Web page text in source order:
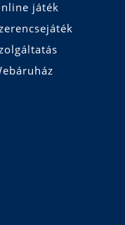
játék